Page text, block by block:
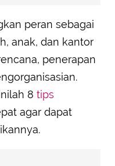
peran sebagai
anak, dan kantor
penerapan
8 tips
agar dapat